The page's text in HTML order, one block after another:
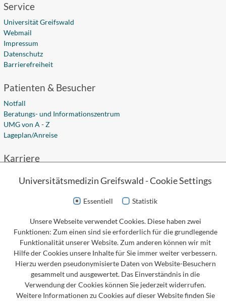
Service
Universität Greifswald
Webmail
Impressum
Datenschutz
Barrierefreiheit
Patienten & Besucher
Notfall
Beratungs- und Informationszentrum
UMG von A - Z
Lageplan/Anreise
Karriere
Ausbildung
Fort- und Weiterbildung
Social Media
Kontakt
Universitätsmedizin Greifswald
Körperschaft des öffentlichen Rechts
Universitätsmedizin Greifswald - Cookie Settings
Essentiell Statistik
Unsere Webseite verwendet Cookies. Diese haben zwei
Funktionen: Zum einen sind sie erforderlich für die grundlegende
Funktionalität unserer Website. Zum anderen können wir mit
Hilfe der Cookies unsere Inhalte für Sie immer weiter verbessern.
Hierzu werden pseudonymisierte Daten von Website-Besuchern
gesammelt und ausgewertet. Das Einverständnis in die
Verwendung der Cookies können Sie jederzeit widerrufen.
Weitere Informationen zu Cookies auf dieser Website finden Sie